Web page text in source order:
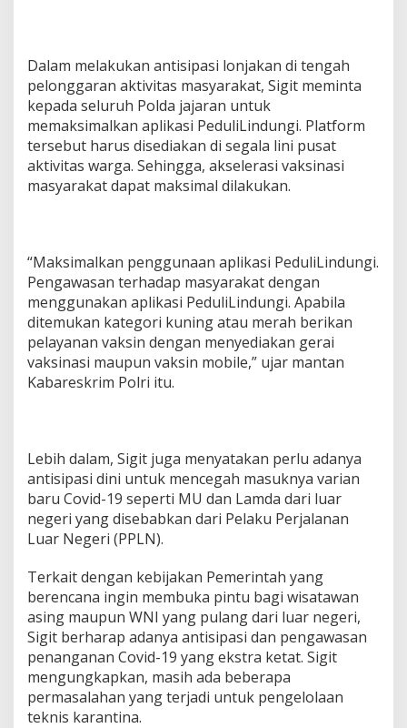
l
Dalam melakukan antisipasi lonjakan di tengah
pelonggaran aktivitas masyarakat, Sigit meminta
kepada seluruh Polda jajaran untuk
memaksimalkan aplikasi PeduliLindungi. Platform
tersebut harus disediakan di segala lini pusat
aktivitas warga. Sehingga, akselerasi vaksinasi
masyarakat dapat maksimal dilakukan.
“Maksimalkan penggunaan aplikasi PeduliLindungi.
Pengawasan terhadap masyarakat dengan
menggunakan aplikasi PeduliLindungi. Apabila
ditemukan kategori kuning atau merah berikan
pelayanan vaksin dengan menyediakan gerai
vaksinasi maupun vaksin mobile,” ujar mantan
Kabareskrim Polri itu.
Lebih dalam, Sigit juga menyatakan perlu adanya
antisipasi dini untuk mencegah masuknya varian
baru Covid-19 seperti MU dan Lamda dari luar
negeri yang disebabkan dari Pelaku Perjalanan
Luar Negeri (PPLN).
Terkait dengan kebijakan Pemerintah yang
berencana ingin membuka pintu bagi wisatawan
asing maupun WNI yang pulang dari luar negeri,
Sigit berharap adanya antisipasi dan pengawasan
penanganan Covid-19 yang ekstra ketat. Sigit
mengungkapkan, masih ada beberapa
permasalahan yang terjadi untuk pengelolaan
teknis karantina.